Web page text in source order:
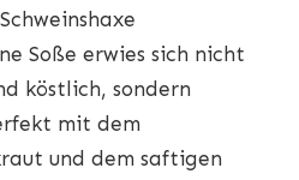
Soße erwies sich nicht
köstlich, sondern
mit dem
und dem saftigen